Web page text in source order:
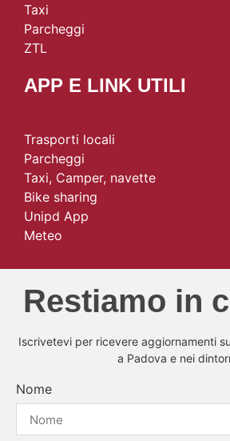
Taxi
Parcheggi
ZTL
APP E LINK UTILI
Trasporti locali
Parcheggi
Taxi, Camper, navette
Bike sharing
Unipd App
Meteo
Restiamo in
Iscrivetevi per ricevere aggiornamenti
a Padova e nei
Nome